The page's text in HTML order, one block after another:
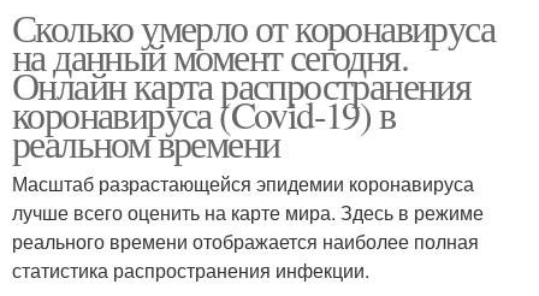
Сколько умерло от коронавируса
на данный момент сегодня.
Онлайн карта распространения
коронавируса (Covid-19) в
реальном времени
Масштаб разрастающейся эпидемии коронавируса
лучше всего оценить на карте мира. Здесь в режиме
реального времени отображается наиболее полная
статистика распространения инфекции.